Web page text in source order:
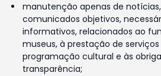
manutenção apenas de
comunicados objetivos,
informativos, relacionados ao
museus, à prestação de serviços
programação cultural e às
transparência;